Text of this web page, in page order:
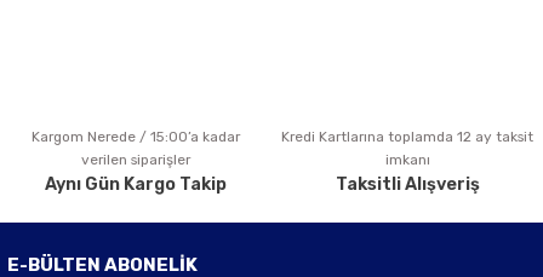
Gönder
Kargom Nerede / 15:00’a kadar
verilen siparişler
Aynı Gün Kargo Takip
Kredi Kartlarına toplamda 12 ay taksit
imkanı
Taksitli Alışveriş
E-BÜLTEN ABONELİK